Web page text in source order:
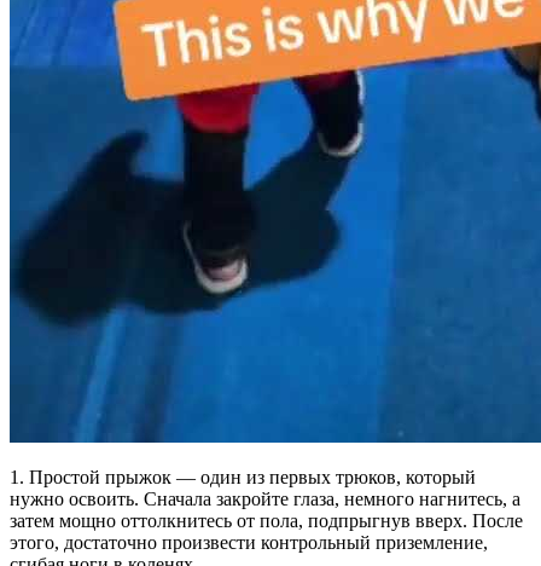
1. Простой прыжок — один из первых трюков, который
нужно освоить. Сначала закройте глаза, немного нагнитесь, а
затем мощно оттолкнитесь от пола, подпрыгнув вверх. После
этого, достаточно произвести контрольный приземление,